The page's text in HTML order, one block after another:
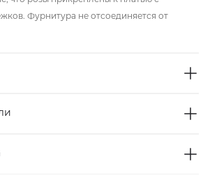
Фурнитура не отсоединяется от